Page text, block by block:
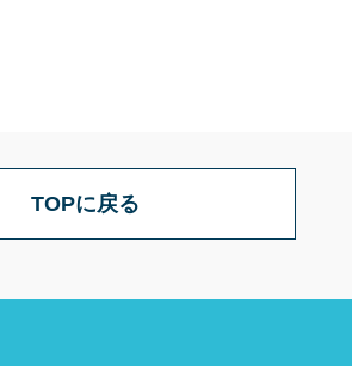
TOPに戻る